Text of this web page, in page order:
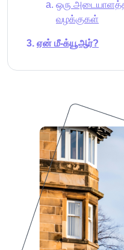
ஒரு
வழக்குகள்
ஏன் மீ-க்யூஆர்?